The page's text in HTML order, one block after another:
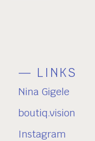
— LINKS
Nina Gigele
boutiq.vision
Instagram